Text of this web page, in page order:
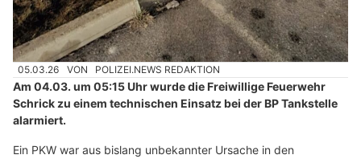
05.03.26 VON POLIZEI.NEWS REDAKTION
Am 04.03. um 05:15 Uhr wurde die Freiwillige Feuerwehr
Schrick zu einem technischen Einsatz bei der BP Tankstelle
alarmiert.
Ein PKW war aus bislang unbekannter Ursache in den